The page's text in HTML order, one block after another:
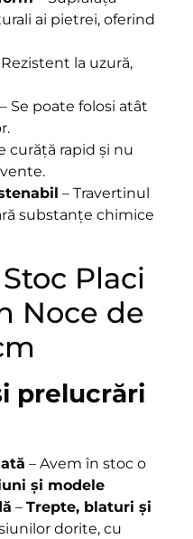
ai pietrei, oferind
la uzură,
– Se poate folosi atât
curăță rapid și nu
– Travertinul
substanțe chimice
Placi
Noce de
prelucrări
– Avem în stoc o
și modele
– Trepte, blaturi și
dorite, cu